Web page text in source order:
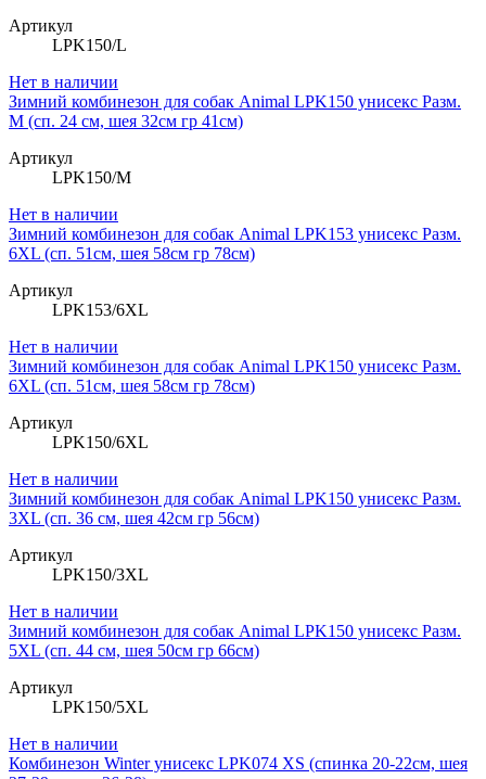
Артикул
LPK150/L
Нет в наличии
Зимний комбинезон для собак Animal LPK150 унисекс Разм.
M (сп. 24 см, шея 32см гр 41см)
Артикул
LPK150/M
Нет в наличии
Зимний комбинезон для собак Animal LPK153 унисекс Разм.
6XL (сп. 51см, шея 58см гр 78см)
Артикул
LPK153/6XL
Нет в наличии
Зимний комбинезон для собак Animal LPK150 унисекс Разм.
6XL (сп. 51см, шея 58см гр 78см)
Артикул
LPK150/6XL
Нет в наличии
Зимний комбинезон для собак Animal LPK150 унисекс Разм.
3XL (сп. 36 см, шея 42см гр 56см)
Артикул
LPK150/3XL
Нет в наличии
Зимний комбинезон для собак Animal LPK150 унисекс Разм.
5XL (сп. 44 см, шея 50см гр 66см)
Артикул
LPK150/5XL
Нет в наличии
Комбинезон Winter унисекс LPK074 XS (спинка 20-22см, шея